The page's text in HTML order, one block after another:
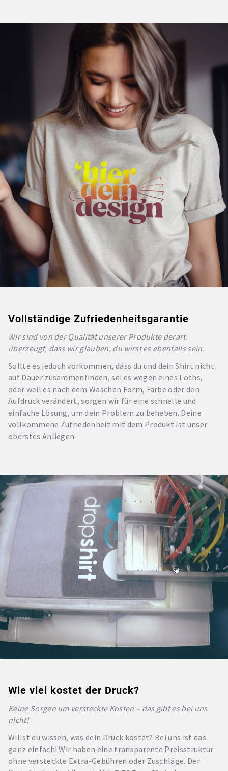
Vollständige Zufriedenheitsgarantie
Wir sind von der Qualität unserer Produkte derart
überzeugt, dass wir glauben, du wirst es ebenfalls sein.
Sollte es jedoch vorkommen, dass du und dein Shirt nicht
auf Dauer zusammenfinden, sei es wegen eines Lochs,
oder weil es nach dem Waschen Form, Farbe oder den
Aufdruck verändert, sorgen wir für eine schnelle und
einfache Lösung, um dein Problem zu beheben. Deine
vollkommene Zufriedenheit mit dem Produkt ist unser
oberstes Anliegen.
Wie viel kostet der Druck?
Keine Sorgen um versteckte Kosten – das gibt es bei uns
nicht!
Willst du wissen, was dein Druck kostet? Bei uns ist das
ganz einfach! Wir haben eine transparente Preisstruktur
ohne versteckte Extra-Gebühren oder Zuschläge. Der